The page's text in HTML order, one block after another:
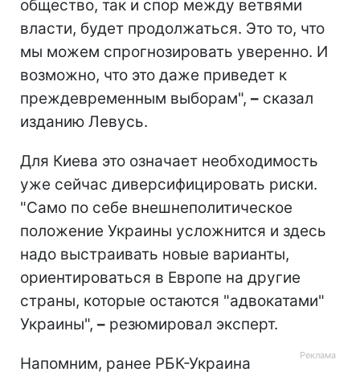
общество, так и спор между ветвями
власти, будет продолжаться. Это то, что
мы можем спрогнозировать уверенно. И
возможно, что это даже приведет к
преждевременным выборам", – сказал
изданию Левусь.
Для Киева это означает необходимость
уже сейчас диверсифицировать риски.
"Само по себе внешнеполитическое
положение Украины усложнится и здесь
надо выстраивать новые варианты,
ориентироваться в Европе на другие
страны, которые остаются "адвокатами"
Украины", – резюмировал эксперт.
Напомним, ранее РБК-Украина